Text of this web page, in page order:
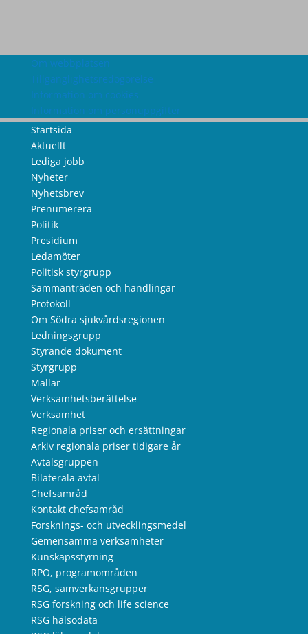
Om webbplatsen
Tillgänglighetsredogörelse
Information om cookies
Information om personuppgifter
Startsida
Aktuellt
Lediga jobb
Nyheter
Nyhetsbrev
Prenumerera
Politik
Presidium
Ledamöter
Politisk styrgrupp
Sammanträden och handlingar
Protokoll
Om Södra sjukvårdsregionen
Ledningsgrupp
Styrande dokument
Styrgrupp
Mallar
Verksamhetsberättelse
Verksamhet
Regionala priser och ersättningar
Arkiv regionala priser tidigare år
Avtalsgruppen
Bilaterala avtal
Chefsamråd
Kontakt chefsamråd
Forsknings- och utvecklingsmedel
Gemensamma verksamheter
Kunskapsstyrning
RPO, programområden
RSG, samverkansgrupper
RSG forskning och life science
RSG hälsodata